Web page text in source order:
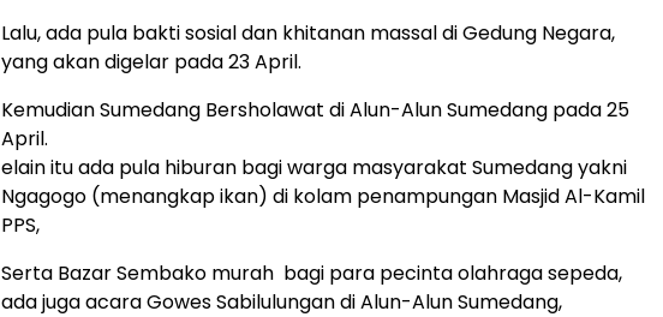
Lalu, ada pula bakti sosial dan khitanan massal di Gedung Negara,
yang akan digelar pada 23 April.
Kemudian Sumedang Bersholawat di Alun-Alun Sumedang pada 25
April.
elain itu ada pula hiburan bagi warga masyarakat Sumedang yakni
Ngagogo (menangkap ikan) di kolam penampungan Masjid Al-Kamil
PPS,
Serta Bazar Sembako murah bagi para pecinta olahraga sepeda,
ada juga acara Gowes Sabilulungan di Alun-Alun Sumedang,